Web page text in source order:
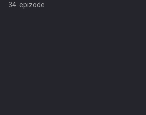
34. epizode